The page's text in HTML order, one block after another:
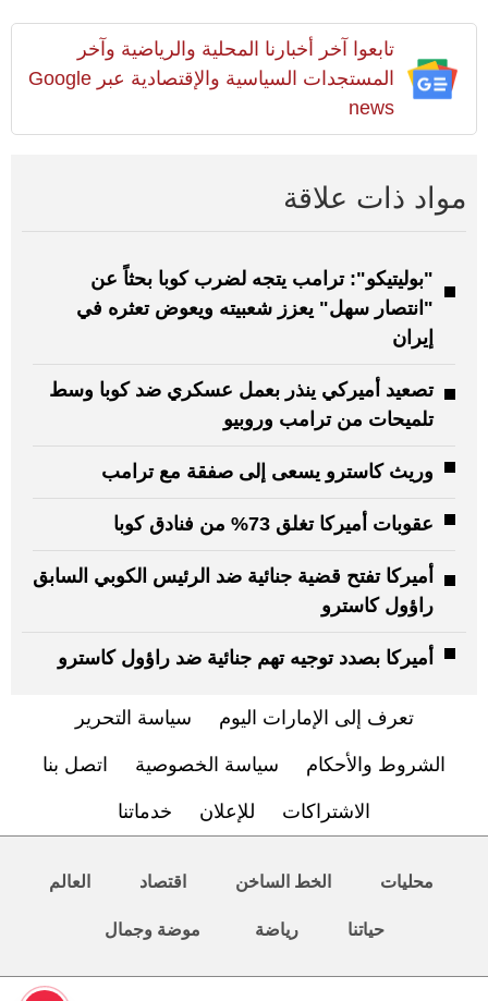
تابعوا آخر أخبارنا المحلية والرياضية وآخر
المستجدات السياسية والإقتصادية عبر Google
news
مواد ذات علاقة
"بوليتيكو": ترامب يتجه لضرب كوبا بحثاً عن
"انتصار سهل" يعزز شعبيته ويعوض تعثره في
إيران
تصعيد أميركي ينذر بعمل عسكري ضد كوبا وسط
تلميحات من ترامب وروبيو
وريث كاسترو يسعى إلى صفقة مع ترامب
عقوبات أميركا تغلق 73% من فنادق كوبا
أميركا تفتح قضية جنائية ضد الرئيس الكوبي السابق
راؤول كاسترو
أميركا بصدد توجيه تهم جنائية ضد راؤول كاسترو
تعرف إلى الإمارات اليوم سياسة التحرير
الشروط والأحكام سياسة الخصوصية اتصل بنا
الاشتراكات للإعلان خدماتنا
محليات الخط الساخن اقتصاد العالم
حياتنا رياضة موضة وجمال